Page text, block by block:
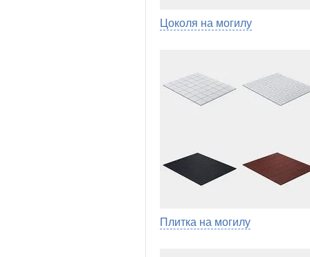
Цоколя на могилу
Плитка на могилу